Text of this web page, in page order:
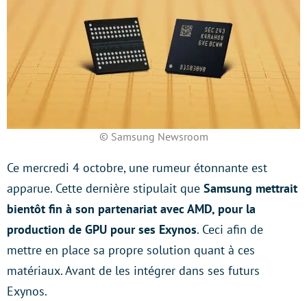
© Samsung Newsroom
Ce mercredi 4 octobre, une rumeur étonnante est
apparue. Cette dernière stipulait que Samsung mettrait
bientôt fin à son partenariat avec AMD, pour la
production de GPU pour ses Exynos. Ceci afin de
mettre en place sa propre solution quant à ces
matériaux. Avant de les intégrer dans ses futurs
Exynos.